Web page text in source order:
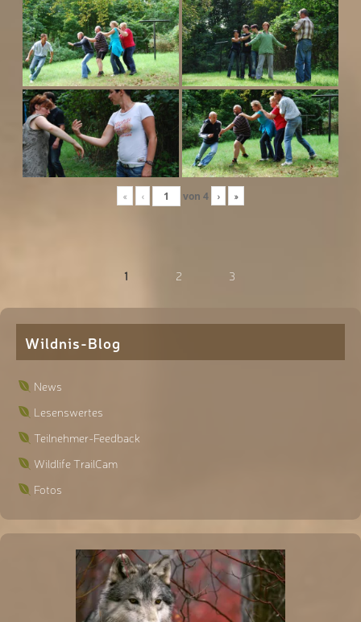
« ‹ von 4 › »
1 2 3
Wildnis-Blog
News
Lesenswertes
Teilnehmer-Feedback
Wildlife TrailCam
Fotos